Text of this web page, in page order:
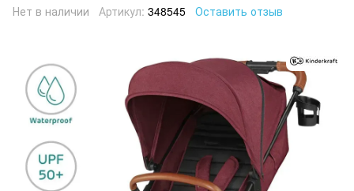
Нет в наличии Артикул: 348545 Оставить отзыв